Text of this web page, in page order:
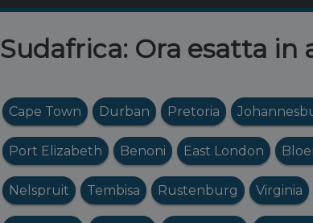
Sudafrica: Ora esatta
Cape Town Durban Pretoria
Port Elizabeth Benoni East London
Nelspruit Tembisa Rustenburg Virginia